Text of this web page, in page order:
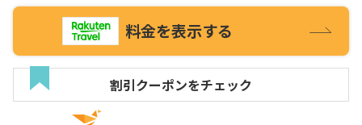
料金を表示する
割引クーポンをチェック